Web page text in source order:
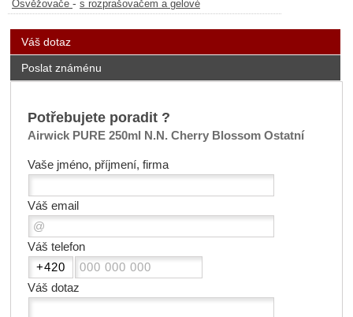
Osvěžovače - s rozprašovačem a gelové
Váš dotaz
Poslat známénu
Potřebujete poradit ?
Airwick PURE 250ml N.N. Cherry Blossom Ostatní
Vaše jméno, příjmení, firma
Váš email
Váš telefon
Váš dotaz